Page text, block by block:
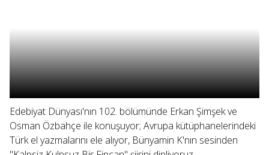
Edebiyat Dünyası'nın 102. bölümünde Erkan Şimşek ve
Osman Özbahçe ile konuşuyor; Avrupa kütüphanelerindeki
Türk el yazmalarını ele alıyor, Bünyamin K'nın sesinden